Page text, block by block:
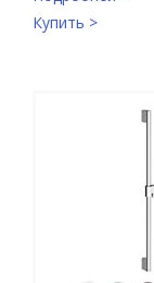
Купить >